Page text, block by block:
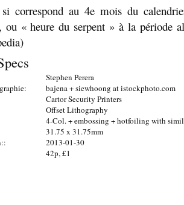
correspond au 4e mois du
ou « heure du serpent » à la période
Stephen Perera
bajena + siewhoong at istockphoto.com
Cartor Security Printers
Offset Lithography
4-Col. + embossing + hotfoiling with
31.75 x 31.75mm
2013-01-30
42p, £1